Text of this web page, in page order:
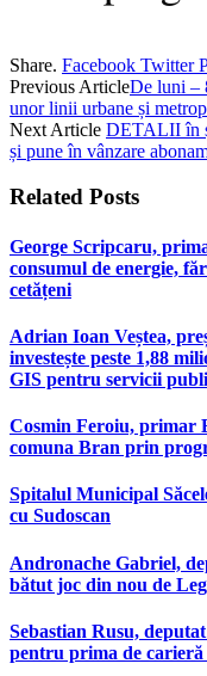
Share. Facebook Twitter
Previous ArticleDe luni –
unor linii urbane și
Next Article DETALII în
și pune în vânzare
Related Posts
George Scripcaru,
consumul de energie,
cetățeni
Adrian Ioan Veștea,
investește peste 1,88
GIS pentru servicii
Cosmin Feroiu, primar
comuna Bran prin
Spitalul Municipal
cu Sudoscan
Andronache Gabriel,
bătut joc din nou de
Sebastian Rusu,
pentru prima de